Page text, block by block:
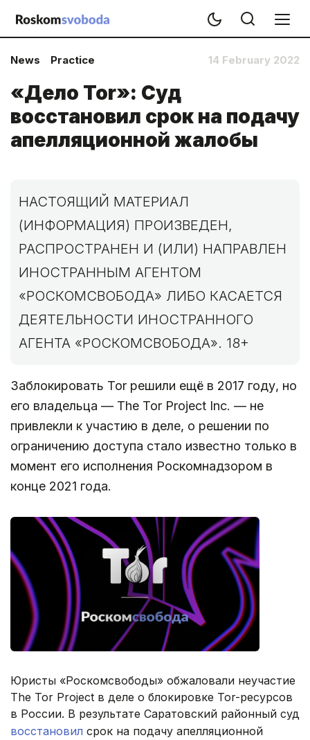
News Practice 14 February 2022
«Дело Tor»: Суд
восстановил срок на подачу
апелляционной жалобы
НАСТОЯЩИЙ МАТЕРИАЛ
(ИНФОРМАЦИЯ) ПРОИЗВЕДЕН,
РАСПРОСТРАНЕН И (ИЛИ) НАПРАВЛЕН
ИНОСТРАННЫМ АГЕНТОМ
«РОСКОМСВОБОДА» ЛИБО КАСАЕТСЯ
ДЕЯТЕЛЬНОСТИ ИНОСТРАННОГО
АГЕНТА «РОСКОМСВОБОДА». 18+
Заблокировать Tor решили ещё в 2017 году, но
его владельца — The Tor Project Inc. — не
привлекли к участию в деле, о решении по
ограничению доступа стало известно только в
момент его исполнения Роскомнадзором в
конце 2021 года.
Юристы «Роскомсвободы» обжаловали неучастие
The Tor Project в деле о блокировке Tor-ресурсов
в России. В результате Саратовский районный суд
восстановил срок на подачу апелляционной